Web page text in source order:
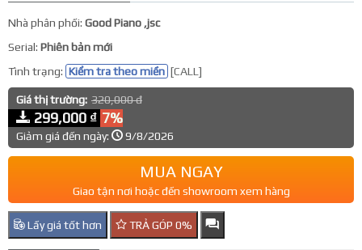
Nhà phân phối: Good Piano ,jsc
Serial: Phiên bản mới
Tình trạng: Kiểm tra theo miền [CALL]
Giá thị trường: 320,000 đ
299,000 ₫ 7%
Giảm giá đến ngày: 9/8/2026
MUA NGAY
Giao tận nơi hoặc đến showroom xem hàng
Lấy giá tốt hơn TRẢ GÓP 0%